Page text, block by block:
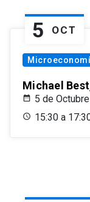
5 OCT
Michael
5 de
15:30 a